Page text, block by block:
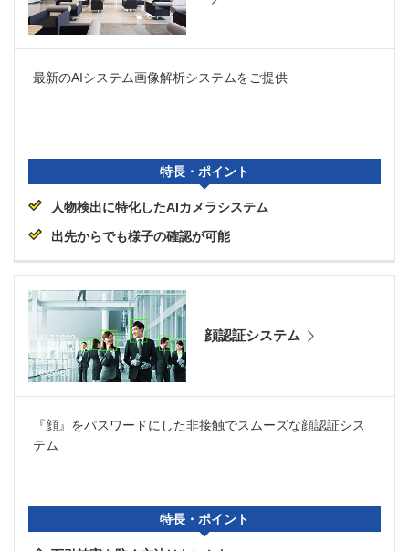
最新のAIシステム画像解析システムをご提供
特長・ポイント
人物検出に特化したAIカメラシステム
出先からでも様子の確認が可能
顔認証システム
『顔』をパスワードにした非接触でスムーズな顔認証シス
テム
特長・ポイント